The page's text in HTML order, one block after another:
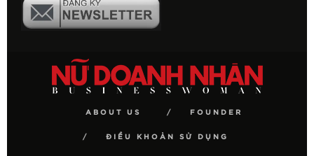
ABOUT US FOUNDER
ĐIỀU KHOẢN SỬ DỤNG